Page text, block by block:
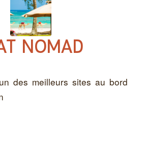
NOMAD
des meilleurs sites au bord